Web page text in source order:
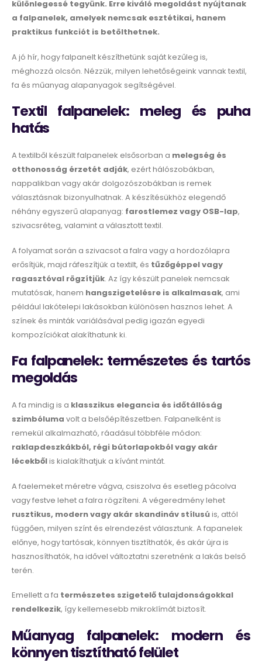
különlegessé tegyünk. Erre kiváló megoldást nyújtanak
a falpanelek, amelyek nemcsak esztétikai, hanem
praktikus funkciót is betölthetnek.
A jó hír, hogy falpanelt készíthetünk saját kezűleg is,
méghozzá olcsón. Nézzük, milyen lehetőségeink vannak textil,
fa és műanyag alapanyagok segítségével.
Textil falpanelek: meleg és puha
hatás
A textilből készült falpanelek elsősorban a melegség és
otthonosság érzetét adják, ezért hálószobákban,
nappalikban vagy akár dolgozószobákban is remek
választásnak bizonyulhatnak. A készítésükhöz elegendő
néhány egyszerű alapanyag: farostlemez vagy OSB-lap,
szivacsréteg, valamint a választott textil.
A folyamat során a szivacsot a falra vagy a hordozólapra
erősítjük, majd ráfeszítjük a textilt, és tűzőgéppel vagy
ragasztóval rögzítjük. Az így készült panelek nemcsak
mutatósak, hanem hangszigetelésre is alkalmasak, ami
például lakótelepi lakásokban különösen hasznos lehet. A
színek és minták variálásával pedig igazán egyedi
kompozíciókat alakíthatunk ki.
Fa falpanelek: természetes és tartós
megoldás
A fa mindig is a klasszikus elegancia és időtállóság
szimbóluma volt a belsőépítészetben. Falpanelként is
remekül alkalmazható, ráadásul többféle módon:
raklapdeszkákból, régi bútorlapokból vagy akár
lécekbőlis kialakíthatjuk a kívánt mintát.
A faelemeket méretre vágva, csiszolva és esetleg pácolva
vagy festve lehet a falra rögzíteni. A végeredmény lehet
rusztikus, modern vagy akár skandináv stílusúis, attól
függően, milyen színt és elrendezést választunk. A fapanelek
előnye, hogy tartósak, könnyen tisztíthatók, és akár újra is
hasznosíthatók, ha idővel változtatni szeretnénk a lakás belső
terén.
Emellett a fa természetes szigetelő tulajdonságokkal
rendelkezik, így kellemesebb mikroklímát biztosít.
Műanyag falpanelek: modern és
könnyen tisztítható felület